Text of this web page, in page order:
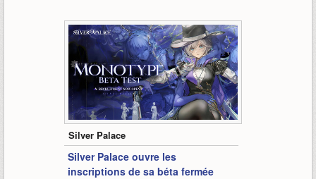
-
Silver Palace
Silver Palace ouvre les
inscriptions de sa béta fermée